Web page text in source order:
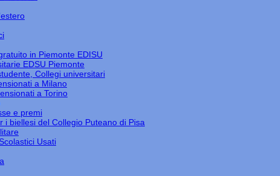
in Piemonte EDISU
EDSU Piemonte
Collegi universitari
a Milano
a Torino
e premi
i biellesi del Collegio Puteano di Pisa
Usati